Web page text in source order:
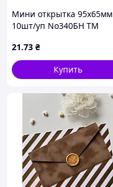
Мини открытка 95х65мм
10шт/уп No340БН ТМ
21.73 ₴
Купить